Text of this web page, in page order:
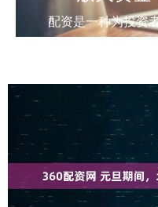
配资是一种为投资